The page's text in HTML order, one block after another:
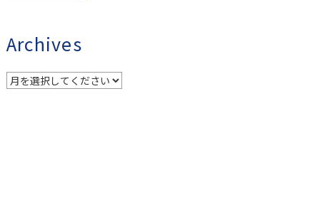
Archives